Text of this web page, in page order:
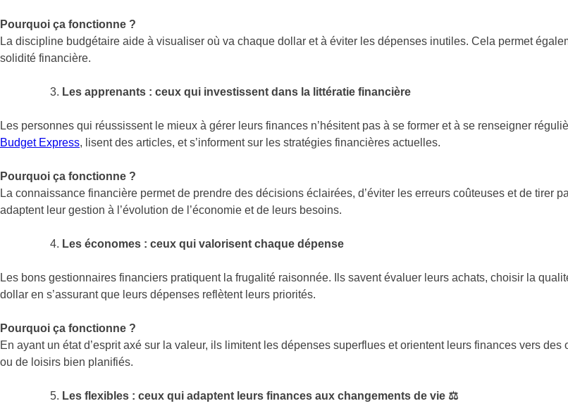
Pourquoi ça fonctionne ?
La discipline budgétaire aide à visualiser où va chaque dollar et à éviter les dépenses inutiles. Cela permet
solidité financière.
Les apprenants : ceux qui investissent dans la littératie financière
Les personnes qui réussissent le mieux à gérer leurs finances n’hésitent pas à se former et à se renseigner
Budget Express, lisent des articles, et s’informent sur les stratégies financières actuelles.
Pourquoi ça fonctionne ?
La connaissance financière permet de prendre des décisions éclairées, d’éviter les erreurs coûteuses et de tirer
adaptent leur gestion à l’évolution de l’économie et de leurs besoins.
Les économes : ceux qui valorisent chaque dépense
Les bons gestionnaires financiers pratiquent la frugalité raisonnée. Ils savent évaluer leurs achats, choisir la
dollar en s’assurant que leurs dépenses reflètent leurs priorités.
Pourquoi ça fonctionne ?
En ayant un état d’esprit axé sur la valeur, ils limitent les dépenses superflues et orientent leurs finances vers
ou de loisirs bien planifiés.
Les flexibles : ceux qui adaptent leurs finances aux changements de vie ⚖️